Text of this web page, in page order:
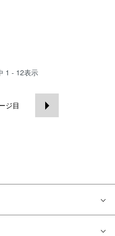
1 - 12表示
ジ目